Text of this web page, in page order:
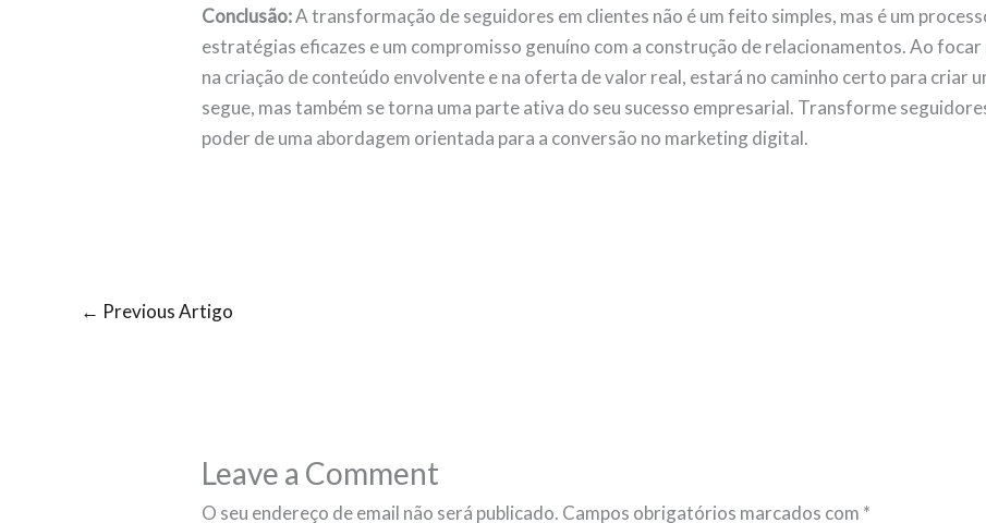
Conclusão:A transformação de seguidores em clientes não é um feito simples, mas é um
estratégias eficazes e um compromisso genuíno com a construção de relacionamentos. Ao focar
na criação de conteúdo envolvente e na oferta de valor real, estará no caminho certo para criar
segue, mas também se torna uma parte ativa do seu sucesso empresarial. Transforme
poder de uma abordagem orientada para a conversão no marketing digital.
← Previous Artigo
Leave a Comment
O seu endereço de email não será publicado. Campos obrigatórios marcados com *